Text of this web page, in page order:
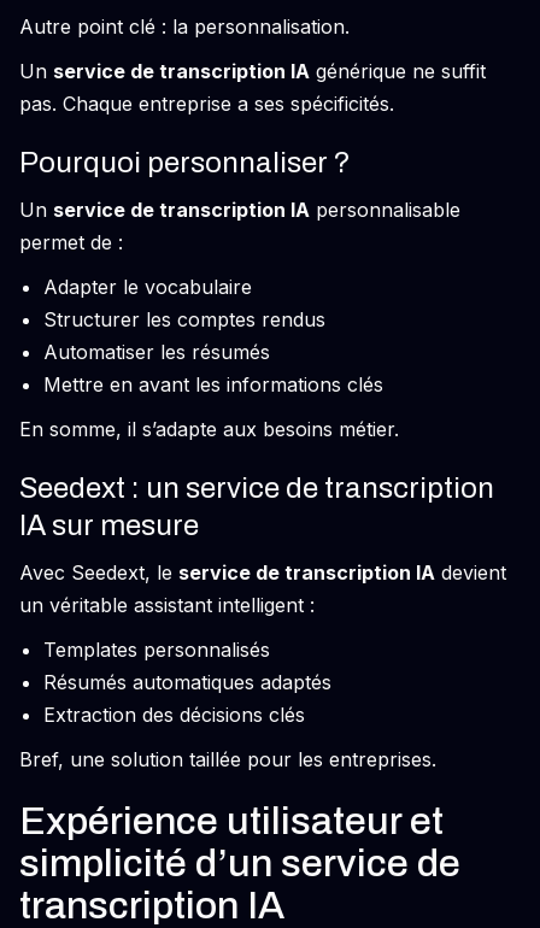
Autre point clé : la personnalisation.
Un service de transcription IA générique ne suffit
pas. Chaque entreprise a ses spécificités.
Pourquoi personnaliser ?
Un service de transcription IA personnalisable
permet de :
Adapter le vocabulaire
Structurer les comptes rendus
Automatiser les résumés
Mettre en avant les informations clés
En somme, il s’adapte aux besoins métier.
Seedext : un service de transcription
IA sur mesure
Avec Seedext, le service de transcription IA devient
un véritable assistant intelligent :
Templates personnalisés
Résumés automatiques adaptés
Extraction des décisions clés
Bref, une solution taillée pour les entreprises.
Expérience utilisateur et
simplicité d’un service de
transcription IA